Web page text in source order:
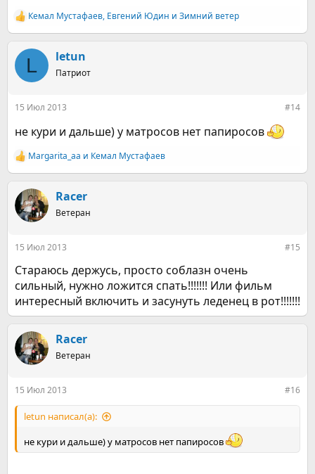
Р
е
к
ц
и
Кемал Мустафаев, Евгений Юдин и Зимний ветер
L letun
Патриот
15 Июл 2013 #14
не кури и дальше) у матросов нет папиросов
Р
е
к
ц
и
Margarita_aa и Кемал Мустафаев
Racer
Ветеран
15 Июл 2013 #15
Стараюсь держусь, просто соблазн очень
сильный, нужно ложится спать!!!!!!! Или фильм
интересный включить и засунуть леденец в рот!!!!!!!
Racer
Ветеран
15 Июл 2013 #16
letun написал(а):
не кури и дальше) у матросов нет папиросов